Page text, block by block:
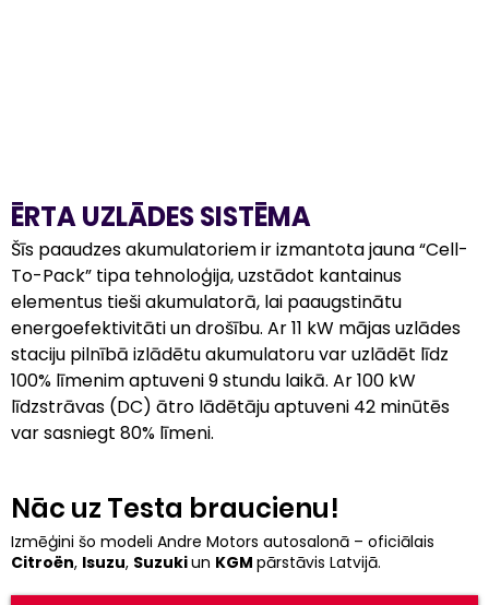
ĒRTA UZLĀDES SISTĒMA
Šīs paaudzes akumulatoriem ir izmantota jauna “Cell-
To-Pack” tipa tehnoloģija, uzstādot kantainus
elementus tieši akumulatorā, lai paaugstinātu
energoefektivitāti un drošību. Ar 11 kW mājas uzlādes
staciju pilnībā izlādētu akumulatoru var uzlādēt līdz
100% līmenim aptuveni 9 stundu laikā. Ar 100 kW
līdzstrāvas (DC) ātro lādētāju aptuveni 42 minūtēs
var sasniegt 80% līmeni.
Nāc uz Testa braucienu!
Izmēģini šo modeli Andre Motors autosalonā – oficiālais
Citroën, Isuzu, Suzukiun KGM pārstāvis Latvijā.